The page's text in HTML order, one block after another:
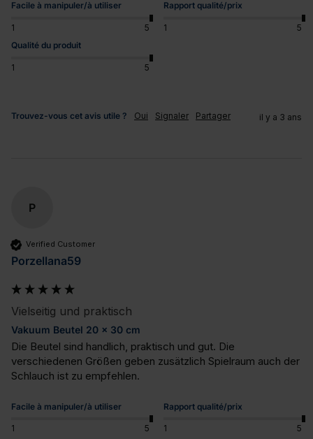
Facile à manipuler/à utiliser
1 5
Rapport qualité/prix
1
5
Qualité du produit
1 5
Trouvez-vous cet avis utile ? Oui Signaler Partager il y a 3 ans
P
Verified Customer
Porzellana59
Vielseitig und praktisch
Vakuum Beutel 20 x 30 cm
Die Beutel sind handlich, praktisch und gut. Die
verschiedenen Größen geben zusätzlich Spielraum auch der
Schlauch ist zu empfehlen.
Facile à manipuler/à utiliser
1 5
Rapport qualité/prix
1
5